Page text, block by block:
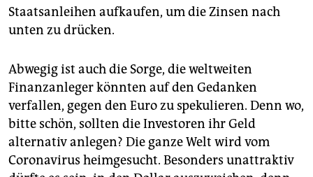
Staatsanleihen aufkaufen, um die Zinsen nach
unten zu drücken.
Abwegig ist auch die Sorge, die weltweiten
Finanzanleger könnten auf den Gedanken
verfallen, gegen den Euro zu spekulieren. Denn wo,
bitte schön, sollten die Investoren ihr Geld
alternativ anlegen? Die ganze Welt wird vom
Coronavirus heimgesucht. Besonders unattraktiv